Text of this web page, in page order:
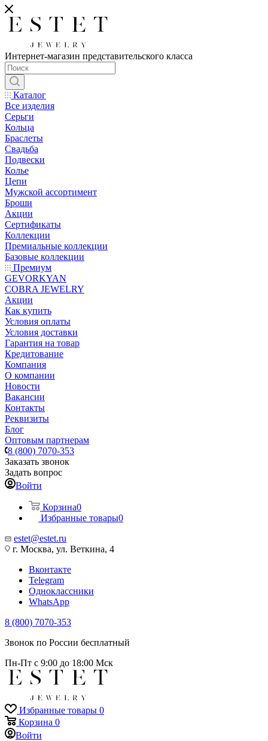
Интернет-магазин представительского класса
Каталог
Все изделия
Серьги
Кольца
Браслеты
Свадьба
Подвески
Колье
Цепи
Мужской ассортимент
Броши
Акции
Сертификаты
Коллекции
Премиальные коллекции
Базовые коллекции
Премиум
GEVORKYAN
COBRA JEWELRY
Акции
Как купить
Условия оплаты
Условия доставки
Гарантия на товар
Кредитование
Компания
О компании
Новости
Вакансии
Контакты
Реквизиты
Блог
Оптовым партнерам
8 (800) 7070-353
Заказать звонок
Задать вопрос
Войти
Корзина0
Избранные товары0
estet@estet.ru
г. Москва, ул. Веткина, 4
Вконтакте
Telegram
Одноклассники
WhatsApp
8 (800) 7070-353
Звонок по России бесплатный
Пн-Пт с 9:00 до 18:00 Мск
Избранные товары 0
Корзина 0
Войти